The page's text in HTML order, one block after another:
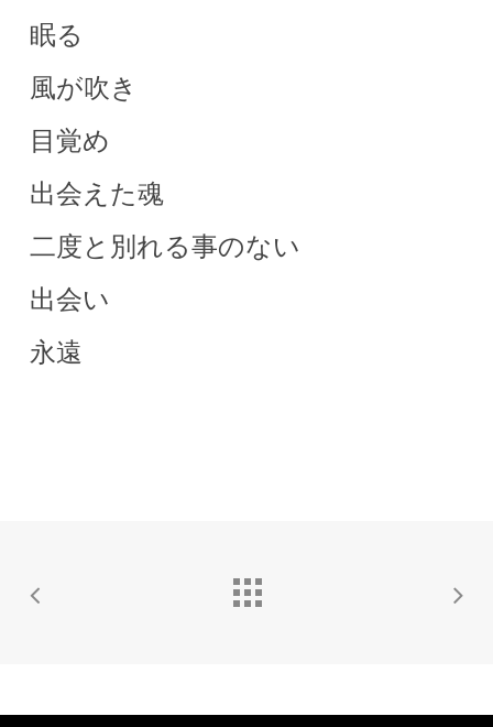
眠る
風が吹き
目覚め
出会えた魂
二度と別れる事のない
出会い
永遠